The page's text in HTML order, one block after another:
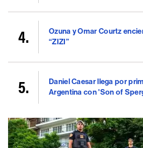
Ozuna y Omar Courtz
“ZIZI”
Daniel Caesar llega por
Argentina con 'Son of